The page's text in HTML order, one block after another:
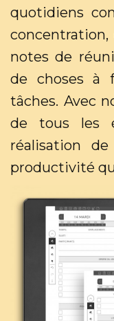
quotidiens
notes de
de choses à
tâches. Avec
de tous les
réalisation
productivité